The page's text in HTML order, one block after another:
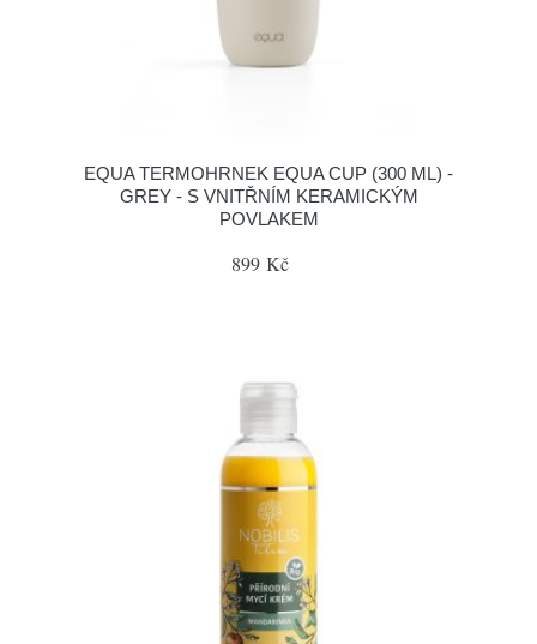
EQUA TERMOHRNEK EQUA CUP (300 ML) -
GREY - S VNITŘNÍM KERAMICKÝM
POVLAKEM
899 Kč